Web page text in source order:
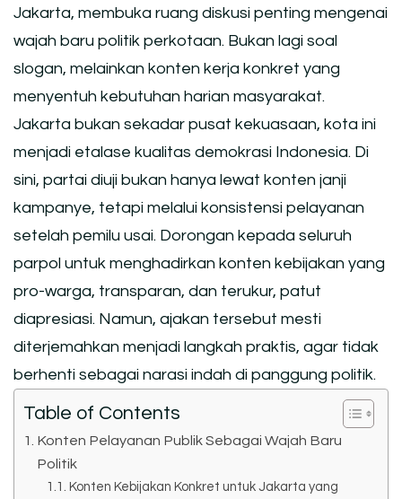
Jakarta, membuka ruang diskusi penting mengenai
wajah baru politik perkotaan. Bukan lagi soal
slogan, melainkan konten kerja konkret yang
menyentuh kebutuhan harian masyarakat.
Jakarta bukan sekadar pusat kekuasaan, kota ini
menjadi etalase kualitas demokrasi Indonesia. Di
sini, partai diuji bukan hanya lewat konten janji
kampanye, tetapi melalui konsistensi pelayanan
setelah pemilu usai. Dorongan kepada seluruh
parpol untuk menghadirkan konten kebijakan yang
pro-warga, transparan, dan terukur, patut
diapresiasi. Namun, ajakan tersebut mesti
diterjemahkan menjadi langkah praktis, agar tidak
berhenti sebagai narasi indah di panggung politik.
Table of Contents
Konten Pelayanan Publik Sebagai Wajah Baru
Politik
Konten Kebijakan Konkret untuk Jakarta yang